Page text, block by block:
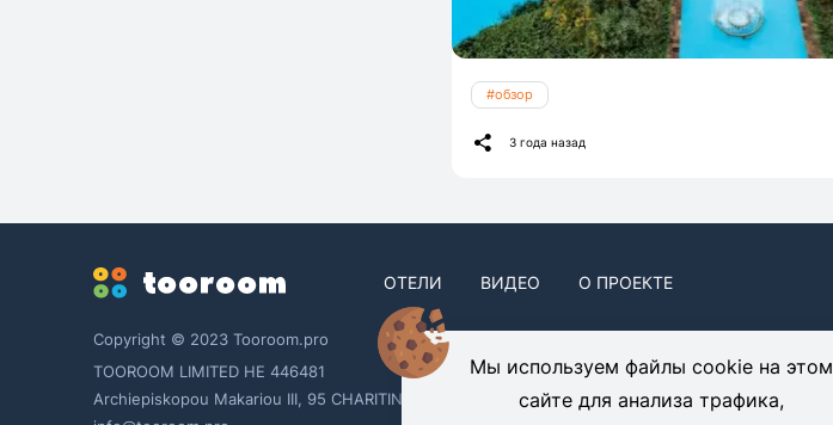
#обзор
3 года назад
Copyright © 2023 Tooroom.pro
ОТЕЛИ ВИДЕО О ПРОЕКТЕ
TOOROOM LIMITED HE 446481
Archiepiskopou Makariou ΙΙΙ, 95 CHARITINI BUILDING, 1st floor, Flat/Office 102 1071, Nicosia, Cyprus
Мы используем файлы cookie на этом
сайте для анализа трафика,